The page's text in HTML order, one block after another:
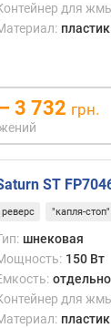
для
пластик
3 732 грн.
ST
реверс "капля-стоп"
шнековая
150 Вт
для
пластик